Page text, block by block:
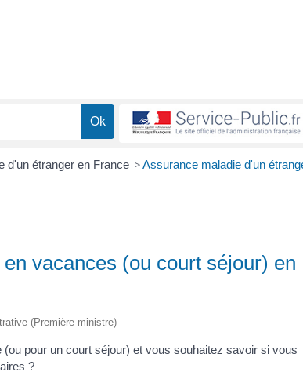
d'un étranger en France >Assurance maladie d'un
vacances (ou court séjour) en
(Première ministre)
pour un court séjour) et vous souhaitez savoir si vous
?